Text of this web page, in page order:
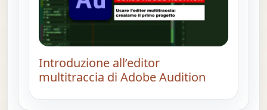
Introduzione all’editor
multitraccia di Adobe Audition